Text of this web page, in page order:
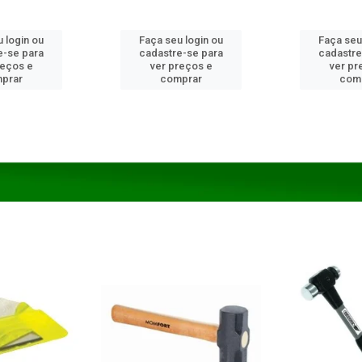
login ou
se para
e
Faça seu login ou
cadastre-se para
ver preços e
comprar
Faça
ver